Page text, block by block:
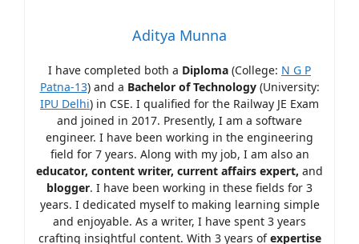
Aditya Munna
I have completed both a Diploma (College: N G P
Patna-13) and a Bachelor of Technology(University:
IPU Delhi) in CSE. I qualified for the Railway JE Exam
and joined in 2017. Presently, I am a software
engineer. I have been working in the engineering
field for 7 years. Along with my job, I am also an
educator, content writer, current affairs expert, and
blogger. I have been working in these fields for 3
years. I dedicated myself to making learning simple
and enjoyable. As a writer, I have spent 3 years
crafting insightful content. With 3 years ofexpertise